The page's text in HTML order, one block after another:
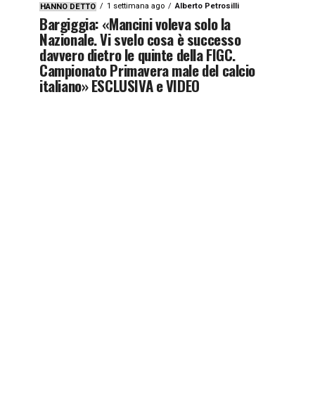
HANNO DETTO 1 settimana ago Alberto Petrosilli
Bargiggia: «Mancini voleva solo la
Nazionale. Vi svelo cosa è successo
davvero dietro le quinte della FIGC.
Campionato Primavera male del calcio
italiano» ESCLUSIVA e VIDEO